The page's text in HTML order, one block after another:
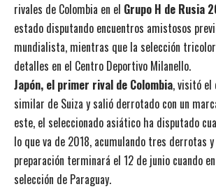
rivales de Colombia en el Grupo H de Rusia
estado disputando encuentros amistosos
mundialista, mientras que la selección
detalles en el Centro Deportivo Milanello.
Japón, el primer rival de Colombia, visitó el
similar de Suiza y salió derrotado con un
este, el seleccionado asiático ha disputado
lo que va de 2018, acumulando tres derrotas
preparación terminará el 12 de junio cuando
selección de Paraguay.